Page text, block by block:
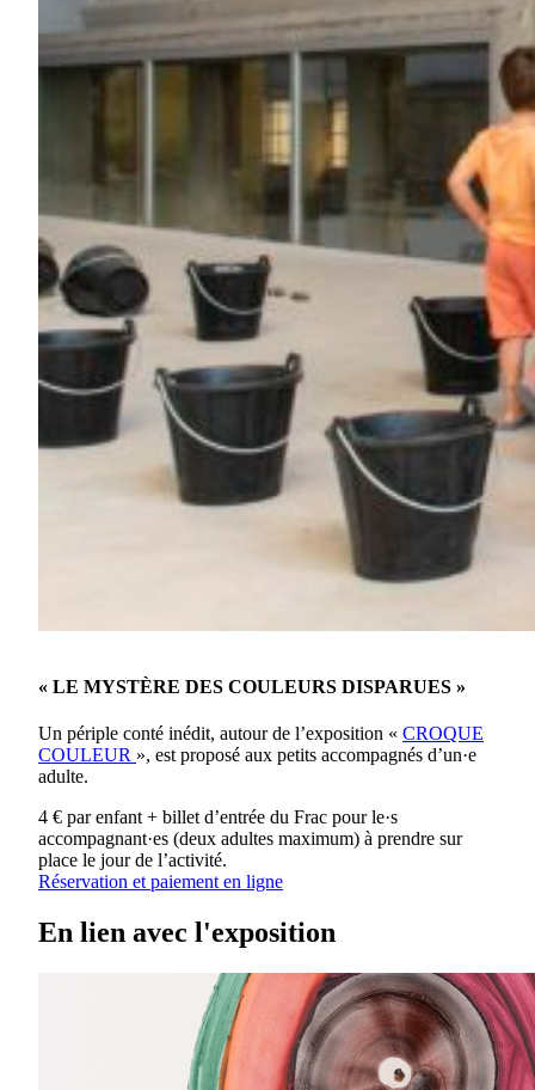
« LE MYSTÈRE DES COULEURS DISPARUES »
Un périple conté inédit, autour de l’exposition « CROQUE
COULEUR », est proposé aux petits accompagnés d’un·e
adulte.
4 € par enfant + billet d’entrée du Frac pour le·s
accompagnant·es (deux adultes maximum) à prendre sur
place le jour de l’activité.
Réservation et paiement en ligne
En lien avec l'exposition